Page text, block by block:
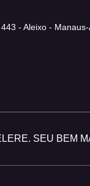
- Aleixo - Manaus-
SEU BEM